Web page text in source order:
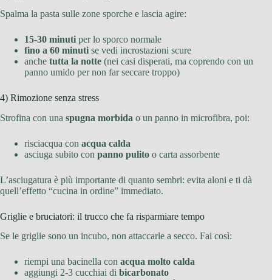
Spalma la pasta sulle zone sporche e lascia agire:
15-30 minuti per lo sporco normale
fino a 60 minuti se vedi incrostazioni scure
anche tutta la notte (nei casi disperati, ma coprendo con un
panno umido per non far seccare troppo)
4) Rimozione senza stress
Strofina con una spugna morbida o un panno in microfibra, poi:
risciacqua con acqua calda
asciuga subito con panno pulito o carta assorbente
L’asciugatura è più importante di quanto sembri: evita aloni e ti dà
quell’effetto “cucina in ordine” immediato.
Griglie e bruciatori: il trucco che fa risparmiare tempo
Se le griglie sono un incubo, non attaccarle a secco. Fai così:
riempi una bacinella con acqua molto calda
aggiungi 2-3 cucchiai di bicarbonato